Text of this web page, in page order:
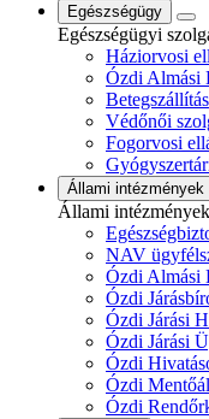
Egészségügy
Egészségügyi
Háziorvosi
Ózdi Almási
Betegszállítás
Védőnői
Fogorvosi
Állami intézmények
Állami
NAV
Ózdi Almási
Ózdi
Ózdi Járási
Ózdi Járási
Ózdi
Ózdi
Ózdi